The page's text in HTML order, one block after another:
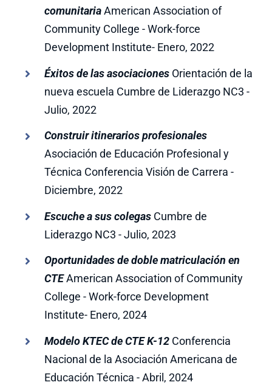
comunitariaAmerican Association of
Community College - Work-force
Development Institute- Enero, 2022
Éxitos de las asociaciones Orientación de la
nueva escuela Cumbre de Liderazgo NC3 -
Julio, 2022
Construir itinerarios profesionales
Asociación de Educación Profesional y
Técnica Conferencia Visión de Carrera -
Diciembre, 2022
Escuche a sus colegas Cumbre de
Liderazgo NC3 - Julio, 2023
Oportunidades de doble matriculación en
CTEAmerican Association of Community
College - Work-force Development
Institute- Enero, 2024
Modelo KTEC de CTE K-12 Conferencia
Nacional de la Asociación Americana de
Educación Técnica - Abril, 2024